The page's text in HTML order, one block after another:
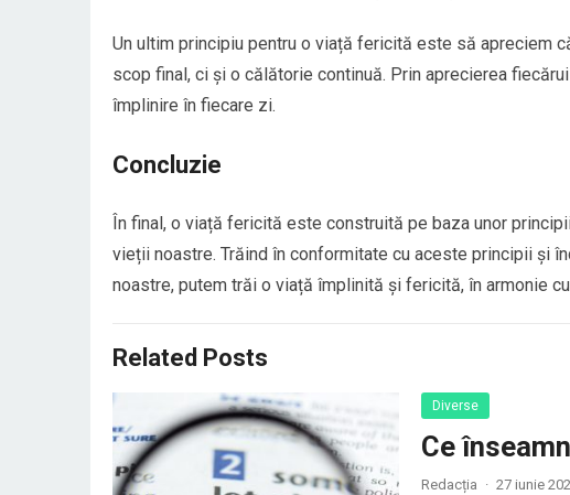
Un ultim principiu pentru o viață fericită este să apreciem
scop final, ci și o călătorie continuă. Prin aprecierea
împlinire în fiecare zi.
Concluzie
În final, o viață fericită este construită pe baza unor
vieții noastre. Trăind în conformitate cu aceste principii și
noastre, putem trăi o viață împlinită și fericită, în armonie
Related Posts
Diverse
Ce
Redacția · 27 iunie